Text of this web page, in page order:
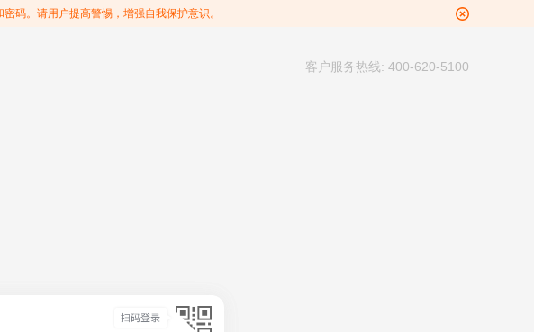
码。请用户提高警惕，增强自我保护意识。
客户服务热线: 400-620-5100